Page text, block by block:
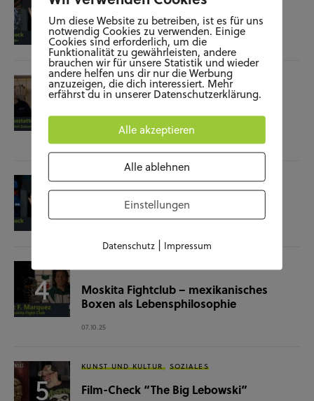
Film-Check “The Terminator”
04.11.25
SOZIALES WISSENSCHAFT & NATUR
Raumausstatterin – (k)ein Beruf mit
Zukunft?
KUNST UND KULTUR SOZIALES
Film-Check “Christine”
Moskita Fightclub – mexikanisches
Boxen als Lebensphilosophie
07.10.25
KUNST UND KULTUR SOZIALES
Film-Check “The Big Lebowski”
Um diese Website zu betreiben, ist es für uns
notwendig Cookies zu verwenden. Einige
Cookies sind erforderlich, um die
Funktionalität zu gewährleisten, andere
brauchen wir für unsere Statistik und wieder
andere helfen uns dir nur die Werbung
anzuzeigen, die dich interessiert. Mehr
erfährst du in unserer Datenschutzerklärung.
Alle akzeptieren
Alle ablehnen
Einstellungen
Datenschutz| Impressum